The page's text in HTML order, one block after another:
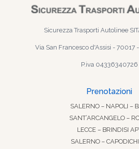
Sicurezza Trasporti Autolinee
Via San Francesco d'Assisi - 70017
P.iva 04336340726
Prenotazioni
SALERNO – NAPOLI –
SANT’ARCANGELO –
LECCE – BRINDISI
SALERNO –